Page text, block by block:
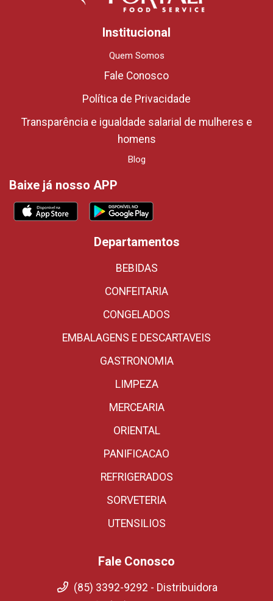
Institucional
Quem Somos
Fale Conosco
Política de Privacidade
Transparência e igualdade salarial de mulheres e
homens
Blog
Baixe já nosso APP
Departamentos
BEBIDAS
CONFEITARIA
CONGELADOS
EMBALAGENS E DESCARTAVEIS
GASTRONOMIA
LIMPEZA
MERCEARIA
ORIENTAL
PANIFICACAO
REFRIGERADOS
SORVETERIA
UTENSILIOS
Fale Conosco
(85) 3392-9292 - Distribuidora